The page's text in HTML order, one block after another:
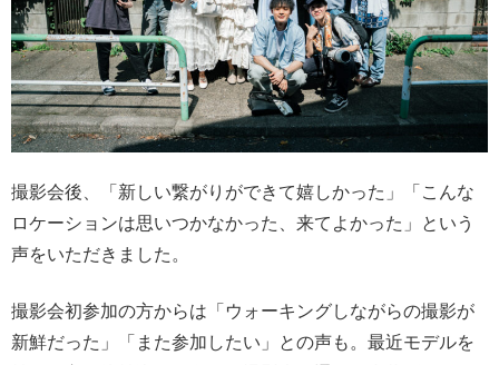
撮影会後、「新しい繋がりができて嬉しかった」「こんな
ロケーションは思いつかなかった、来てよかった」という
声をいただきました。
撮影会初参加の方からは「ウォーキングしながらの撮影が
新鮮だった」「また参加したい」との声も。最近モデルを